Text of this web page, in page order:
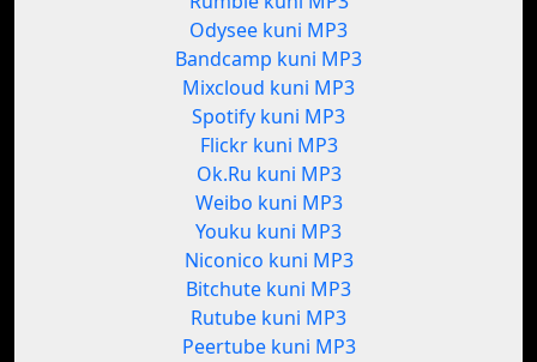
Odysee kuni MP3
Bandcamp kuni MP3
Mixcloud kuni MP3
Spotify kuni MP3
Flickr kuni MP3
Ok.Ru kuni MP3
Weibo kuni MP3
Youku kuni MP3
Niconico kuni MP3
Bitchute kuni MP3
Rutube kuni MP3
Peertube kuni MP3